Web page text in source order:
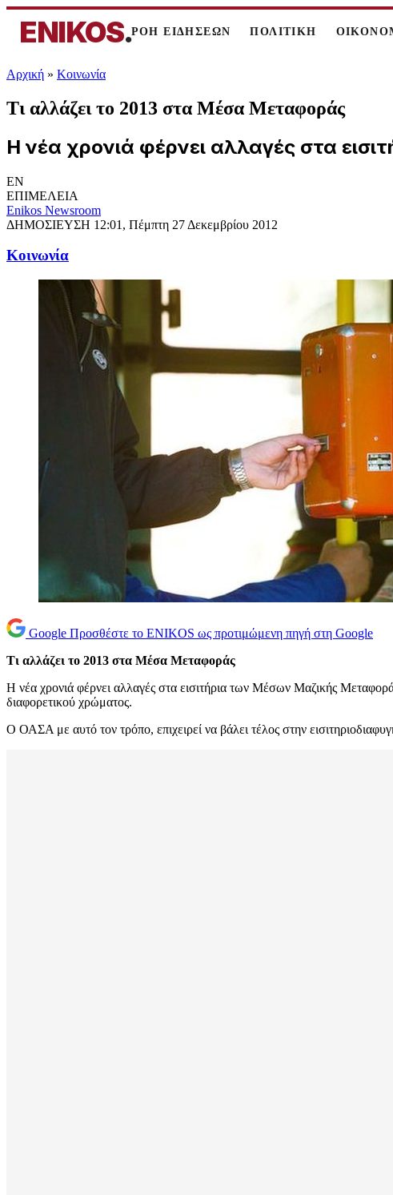
ENIKOS.ΡΟΗ ΕΙΔΗΣΕΩΝ ΠΟΛΙΤΙΚΗ
Αρχική » Κοινωνία
Τι αλλάζει το 2013 στα Μέσα Μεταφοράς
Η νέα χρονιά φέρνει αλλαγές στα
EN
ΕΠΙΜΕΛΕΙΑ
Enikos Newsroom
ΔΗΜΟΣΙΕΥΣΗ 12:01, Πέμπτη 27 Δεκεμβρίου 2012
Κοινωνία
Google Προσθέστε το ENIKOS ως προτιμώμενη πηγή στη Google
Τι αλλάζει το 2013 στα Μέσα Μεταφοράς
Η νέα χρονιά φέρνει αλλαγές στα εισιτήρια των Μέσων Μαζικής
διαφορετικού χρώματος.
Ο ΟΑΣΑ με αυτό τον τρόπο, επιχειρεί να βάλει τέλος στην